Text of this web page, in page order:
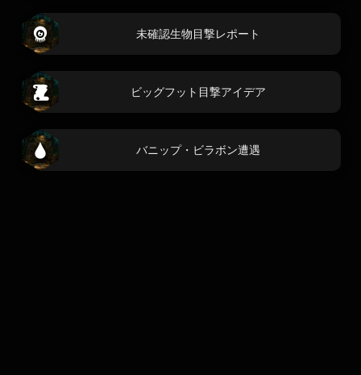
未確認生物目撃レポート
ビッグフット目撃アイデア
バニップ・ビラボン遭遇